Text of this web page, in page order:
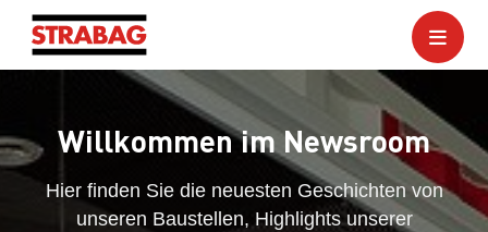
Willkommen im Newsroom
Hier finden Sie die neuesten Geschichten von
unseren Baustellen, Highlights unserer